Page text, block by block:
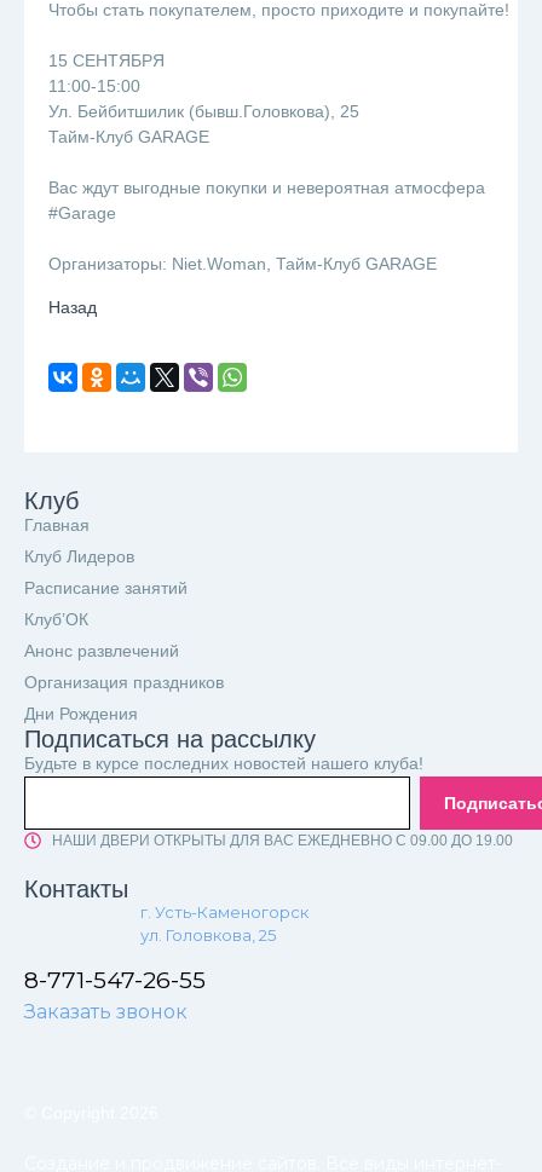
Чтобы стать покупателем, просто приходите и покупайте!
15 СЕНТЯБРЯ
11:00-15:00
Ул. Бейбитшилик (бывш.Головкова), 25
Тайм-Клуб GARAGE
Вас ждут выгодные покупки и невероятная атмосфера
#Garage
Организаторы: Niet.Woman, Тайм-Клуб GARAGE
Назад
Клуб
Главная
Клуб Лидеров
Расписание занятий
Клуб’ОК
Анонс развлечений
Организация праздников
Дни Рождения
Подписаться на рассылку
Будьте в курсе последних новостей нашего клуба!
НАШИ ДВЕРИ ОТКРЫТЫ ДЛЯ ВАС ЕЖЕДНЕВНО С 09.00 ДО 19.00
Контакты
г. Усть-Каменогорск
ул. Головкова, 25
8-771-547-26-55
Заказать звонок